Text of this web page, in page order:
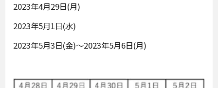
2023年4月29日(月)
2023年5月1日(水)
2023年5月3日(金)～2023年5月6日(月)